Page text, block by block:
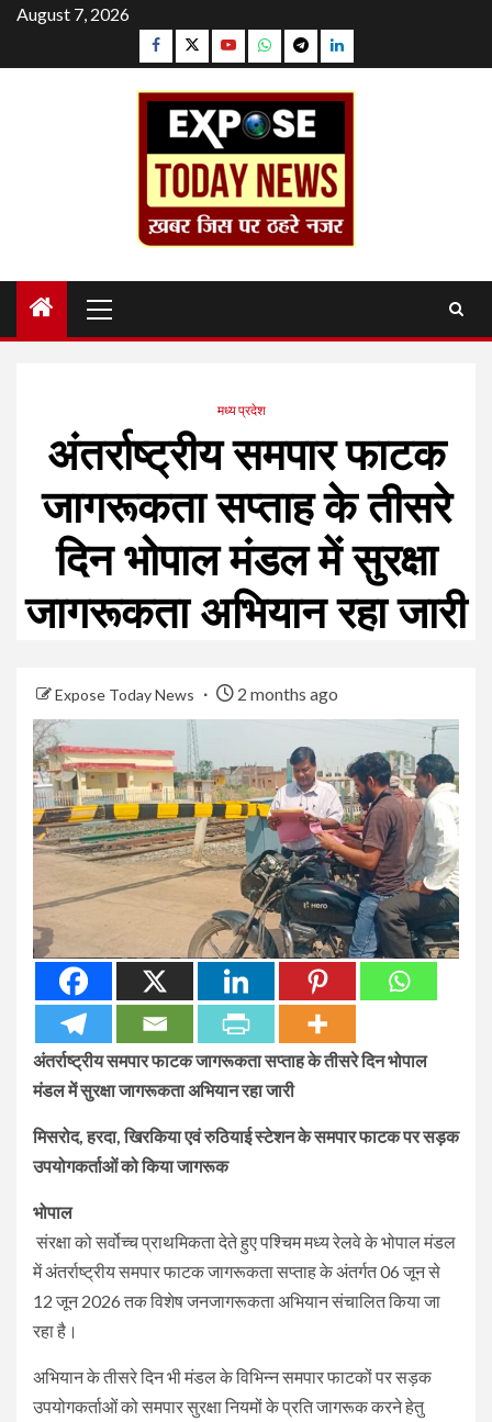
Skip
content
August 7, 2026
Facebook
TwitterYouTubeWhatsapp
TelegramLinkedin
Menu
मध्य प्रदेश
अंतर्राष्ट्रीय समपार फाटक
जागरूकता सप्ताह के तीसरे
दिन भोपाल मंडल में सुरक्षा
जागरूकता अभियान रहा जारी
Expose Today News 2 months ago
अंतर्राष्ट्रीय समपार फाटक जागरूकता सप्ताह के तीसरे दिन भोपाल
मंडल में सुरक्षा जागरूकता अभियान रहा जारी
मिसरोद, हरदा, खिरकिया एवं रुठियाई स्टेशन के समपार फाटक पर सड़क
उपयोगकर्ताओं को किया जागरूक
भोपाल
संरक्षा को सर्वोच्च प्राथमिकता देते हुए पश्चिम मध्य रेलवे के भोपाल मंडल
में अंतर्राष्ट्रीय समपार फाटक जागरूकता सप्ताह के अंतर्गत 06 जून से
12 जून 2026 तक विशेष जनजागरूकता अभियान संचालित किया जा
रहा है।
अभियान के तीसरे दिन भी मंडल के विभिन्न समपार फाटकों पर सड़क
उपयोगकर्ताओं को समपार सुरक्षा नियमों के प्रति जागरूक करने हेतु